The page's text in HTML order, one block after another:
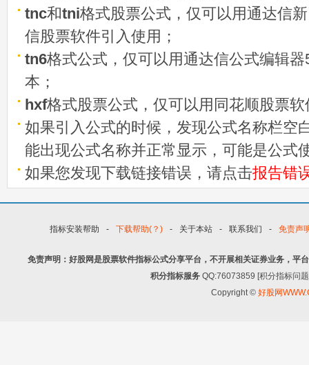
tnc和tni格式股票公式，仅可以用通达信
信股票软件引入使用；
tn6格式公式，仅可以用通达信公式编辑
本；
hxf格式股票公式，仅可以用同花顺股票
如果引入公式的时候，发现公式名称栏空
能出现公式名称并正常显示，可能是公式
如果您发现下载链接错误，请点击报告错
指标安装帮助 - 下载帮助(？) - 关于本站 - 联系我们 - 免责声
免责声明：好股网是股票软件指标公式分享平台，不开展相关证券业务，平
积分指标服务 QQ:76073859 [积分指标问
Copyright © 好股网